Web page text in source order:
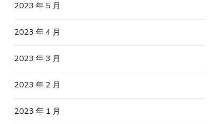
2023 年 5 月
2023 年 4 月
2023 年 3 月
2023 年 2 月
2023 年 1 月